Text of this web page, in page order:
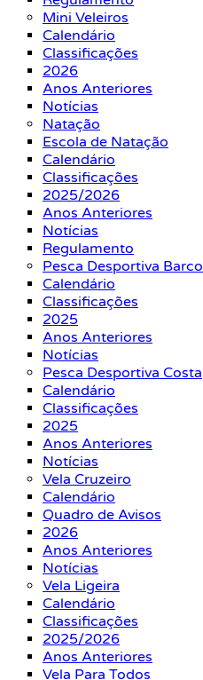
Mini Veleiros
Calendário
Classificações
2026
Anos Anteriores
Notícias
Natação
Escola de Natação
Calendário
Classificações
2025/2026
Anos Anteriores
Notícias
Regulamento
Pesca Desportiva Barco
Calendário
Classificações
2025
Anos Anteriores
Notícias
Pesca Desportiva Costa
Calendário
Classificações
2025
Anos Anteriores
Notícias
Vela Cruzeiro
Calendário
Quadro de Avisos
2026
Anos Anteriores
Notícias
Vela Ligeira
Calendário
Classificações
2025/2026
Anos Anteriores
Vela Para Todos